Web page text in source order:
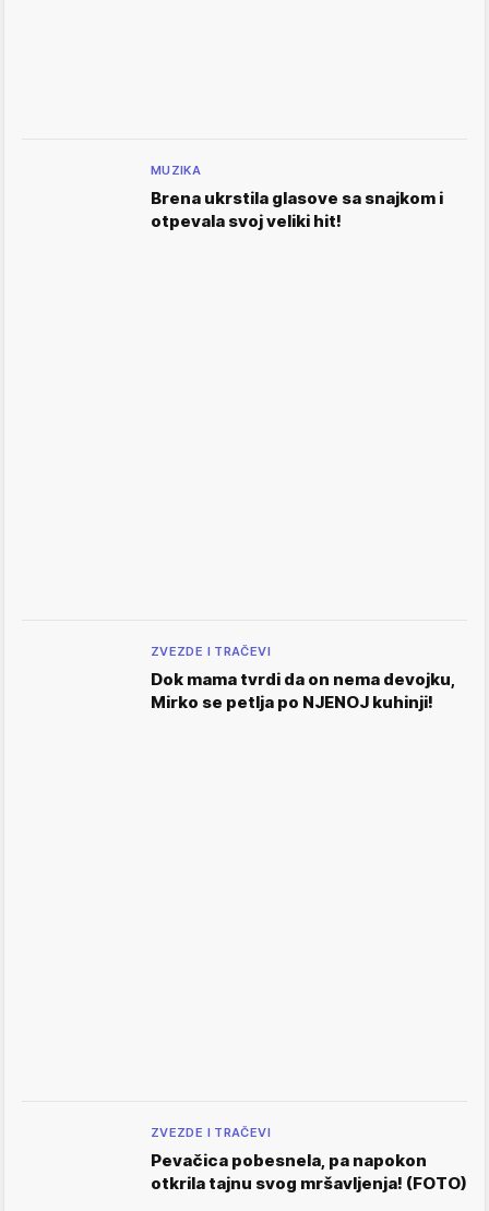
MUZIKA
Brena ukrstila glasove sa snajkom i
otpevala svoj veliki hit!
ZVEZDE I TRAČEVI
Dok mama tvrdi da on nema devojku,
Mirko se petlja po NJENOJ kuhinji!
ZVEZDE I TRAČEVI
Pevačica pobesnela, pa napokon
otkrila tajnu svog mršavljenja! (FOTO)